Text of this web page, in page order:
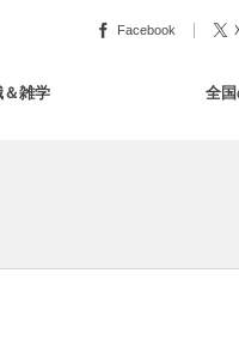
Facebook
＆雑学 全